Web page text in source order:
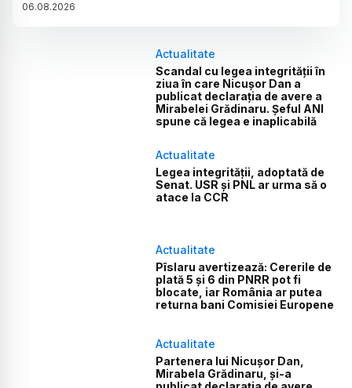
06.08.2026
Actualitate
Scandal cu legea integrității în
ziua în care Nicușor Dan a
publicat declarația de avere a
Mirabelei Grădinaru. Șeful ANI
spune că legea e inaplicabilă
Actualitate
Legea integrității, adoptată de
Senat. USR și PNL ar urma să o
atace la CCR
Actualitate
Pîslaru avertizează: Cererile de
plată 5 și 6 din PNRR pot fi
blocate, iar România ar putea
returna bani Comisiei Europene
Actualitate
Partenera lui Nicușor Dan,
Mirabela Grădinaru, și-a